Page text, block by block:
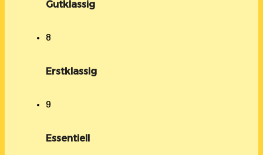
Gutklassig
8
Erstklassig
9
Essentiell